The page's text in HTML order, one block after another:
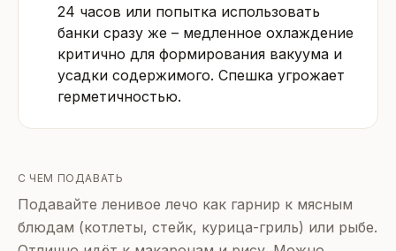
24 часов или попытка использовать
банки сразу же – медленное охлаждение
критично для формирования вакуума и
усадки содержимого. Спешка угрожает
герметичностью.
С ЧЕМ ПОДАВАТЬ
Подавайте ленивое лечо как гарнир к мясным
блюдам (котлеты, стейк, курица-гриль) или рыбе.